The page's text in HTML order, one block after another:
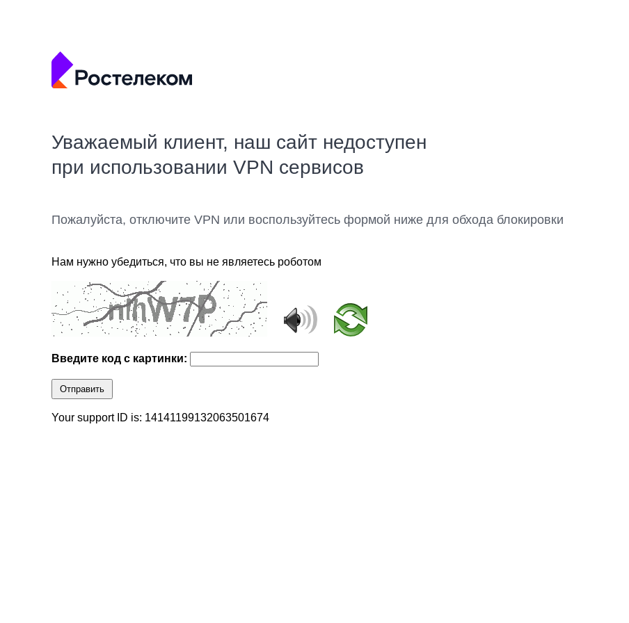
Уважаемый клиент, наш сайт недоступен
при использовании VPN сервисов
Пожалуйста, отключите VPN или воспользуйтесь формой ниже для обхода блокировки
Нам нужно убедиться, что вы не являетесь роботом
Введите код с картинки:
Отправить
Your support ID is: 14141199132063501674